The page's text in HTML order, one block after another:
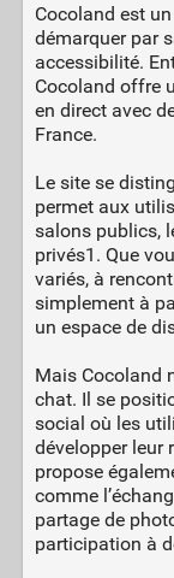
Cocoland est
démarquer par
accessibilité.
Cocoland offre
en direct avec
France.
Le site se
permet aux
salons publics,
privés1. Que
variés, à
simplement à
un espace de
Mais Cocoland
chat. Il se
social où les
développer leur
propose
comme
partage de
participation à